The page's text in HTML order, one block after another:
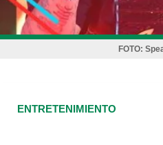
FOTO:
ENTRETENIMIENTO